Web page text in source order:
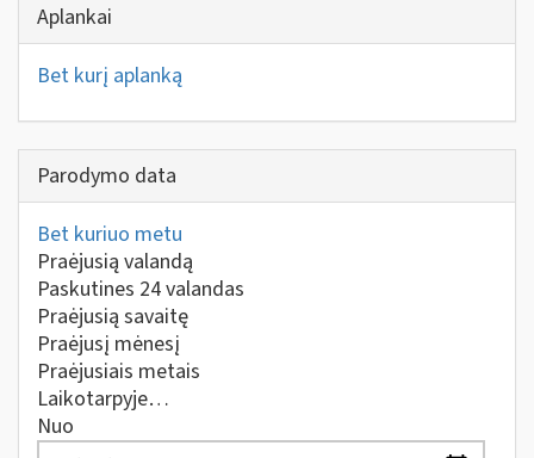
Aplankai
Bet kurį aplanką
Parodymo data
Bet kuriuo metu
Praėjusią valandą
Paskutines 24 valandas
Praėjusią savaitę
Praėjusį mėnesį
Praėjusiais metais
Laikotarpyje…
Nuo